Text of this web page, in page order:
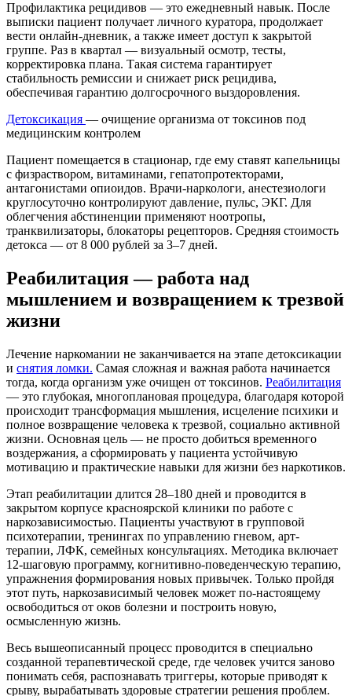
Профилактика рецидивов — это ежедневный навык. После
выписки пациент получает личного куратора, продолжает
вести онлайн-дневник, а также имеет доступ к закрытой
группе. Раз в квартал — визуальный осмотр, тесты,
корректировка плана. Такая система гарантирует
стабильность ремиссии и снижает риск рецидива,
обеспечивая гарантию долгосрочного выздоровления.
Детоксикация — очищение организма от токсинов под
медицинским контролем
Пациент помещается в стационар, где ему ставят капельницы
с физраствором, витаминами, гепатопротекторами,
антагонистами опиоидов. Врачи-наркологи, анестезиологи
круглосуточно контролируют давление, пульс, ЭКГ. Для
облегчения абстиненции применяют ноотропы,
транквилизаторы, блокаторы рецепторов. Средняя стоимость
детокса — от 8 000 рублей за 3–7 дней.
Реабилитация — работа над
мышлением и возвращением к трезвой
жизни
Лечение наркомании не заканчивается на этапе детоксикации
и снятия ломки. Самая сложная и важная работа начинается
тогда, когда организм уже очищен от токсинов. Реабилитация
— это глубокая, многоплановая процедура, благодаря которой
происходит трансформация мышления, исцеление психики и
полное возвращение человека к трезвой, социально активной
жизни. Основная цель — не просто добиться временного
воздержания, а сформировать у пациента устойчивую
мотивацию и практические навыки для жизни без наркотиков.
Этап реабилитации длится 28–180 дней и проводится в
закрытом корпусе красноярской клиники по работе с
наркозависимостью. Пациенты участвуют в групповой
психотерапии, тренингах по управлению гневом, арт-
терапии, ЛФК, семейных консультациях. Методика включает
12-шаговую программу, когнитивно-поведенческую терапию,
упражнения формирования новых привычек. Только пройдя
этот путь, наркозависимый человек может по-настоящему
освободиться от оков болезни и построить новую,
осмысленную жизнь.
Весь вышеописанный процесс проводится в специально
созданной терапевтической среде, где человек учится заново
понимать себя, распознавать триггеры, которые приводят к
срыву, вырабатывать здоровые стратегии решения проблем.